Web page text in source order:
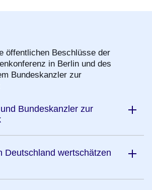
öffentlichen Beschlüsse der
in Berlin und des
Bundeskanzler zur
Bundeskanzler zur
Deutschland wertschätzen